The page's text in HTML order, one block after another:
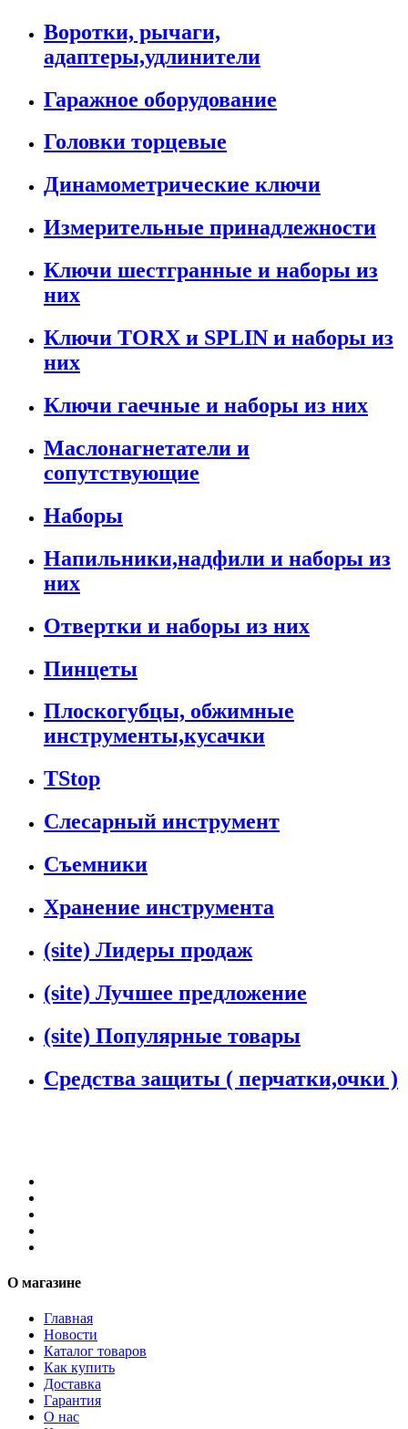
Воротки, рычаги,
адаптеры,удлинители
Гаражное оборудование
Головки торцевые
Динамометрические ключи
Измерительные принадлежности
Ключи шестгранные и наборы из
них
Ключи TORX и SPLIN и наборы из
них
Ключи гаечные и наборы из них
Маслонагнетатели и
сопутствующие
Наборы
Напильники,надфили и наборы из
них
Отвертки и наборы из них
Пинцеты
Плоскогубцы, обжимные
инструменты,кусачки
TStop
Слесарный инструмент
Съемники
Хранение инструмента
(site) Лидеры продаж
(site) Лучшее предложение
(site) Популярные товары
Средства защиты ( перчатки,очки )
О магазине
Главная
Новости
Каталог товаров
Как купить
Доставка
Гарантия
О нас